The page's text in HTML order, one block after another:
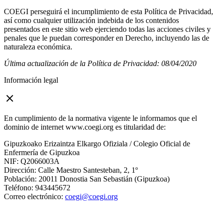
COEGI perseguirá el incumplimiento de esta Política de Privacidad,
así como cualquier utilización indebida de los contenidos
presentados en este sitio web ejerciendo todas las acciones civiles y
penales que le puedan corresponder en Derecho, incluyendo las de
naturaleza económica.
Última actualización de la Política de Privacidad: 08/04/2020
Información legal
close
En cumplimiento de la normativa vigente le informamos que el
dominio de internet www.coegi.org es titularidad de:
Gipuzkoako Erizaintza Elkargo Ofiziala / Colegio Oficial de
Enfermería de Gipuzkoa
NIF: Q2066003A
Dirección: Calle Maestro Santesteban, 2, 1º
Población: 20011 Donostia San Sebastián (Gipuzkoa)
Teléfono: 943445672
Correo electrónico: coegi@coegi.org